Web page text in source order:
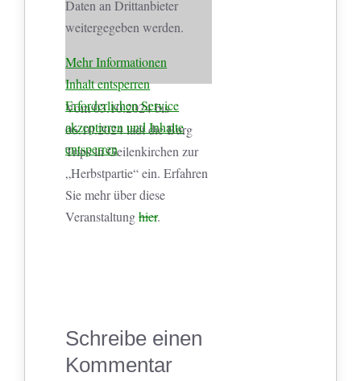
Daten an Drittanbieter
weitergegeben werden.
Mehr Informationen
Inhalt entsperren
Erforderlichen Service
akzeptieren und Inhalte
entsperren
Vom 03.10.2024 bis
06.10.2024 lädt die Burg
Trips in Geilenkirchen zur
„Herbstpartie“ ein. Erfahren
Sie mehr über diese
Veranstaltunghier.
Schreibe einen
Kommentar